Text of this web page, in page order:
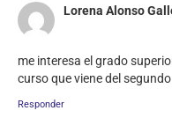
Lorena Alonso
me interesa el grado
curso que viene del
Responder